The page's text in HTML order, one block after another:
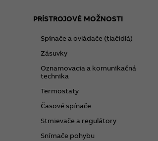
PRÍSTROJOVÉ MOŽNOSTI
Spínače a ovládače (tlačidlá)
Zásuvky
Oznamovacia a komunikačná
technika
Termostaty
Časové spínače
Stmievače a regulátory
Snímače pohybu